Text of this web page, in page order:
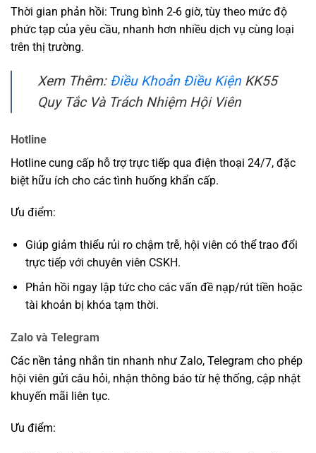
Thời gian phản hồi: Trung bình 2-6 giờ, tùy theo mức độ
phức tạp của yêu cầu, nhanh hơn nhiều dịch vụ cùng loại
trên thị trường.
Xem Thêm: Điều Khoản Điều KiệnKK55
Quy Tắc Và Trách Nhiệm Hội Viên
Hotline
Hotline cung cấp hỗ trợ trực tiếp qua điện thoại 24/7, đặc
biệt hữu ích cho các tình huống khẩn cấp.
Ưu điểm:
Giúp giảm thiểu rủi ro chậm trễ, hội viên có thể trao đổi
trực tiếp với chuyên viên CSKH.
Phản hồi ngay lập tức cho các vấn đề nạp/rút tiền hoặc
tài khoản bị khóa tạm thời.
Zalo và Telegram
Các nền tảng nhắn tin nhanh như Zalo, Telegram cho phép
hội viên gửi câu hỏi, nhận thông báo từ hệ thống, cập nhật
khuyến mãi liên tục.
Ưu điểm: